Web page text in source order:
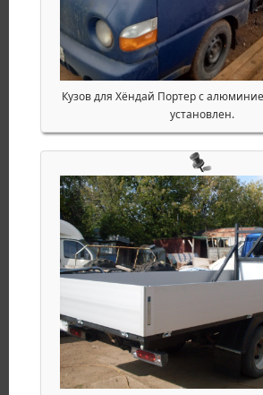
Кузов для Хёндай Портер с
установлен.